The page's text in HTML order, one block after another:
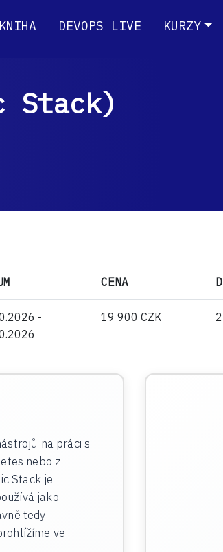
KNIHA DEVOPS LIVE KURZY
Stack)
CENA
-
19 900 CZK
na práci s
nebo z
Stack je
jako
tedy
ve